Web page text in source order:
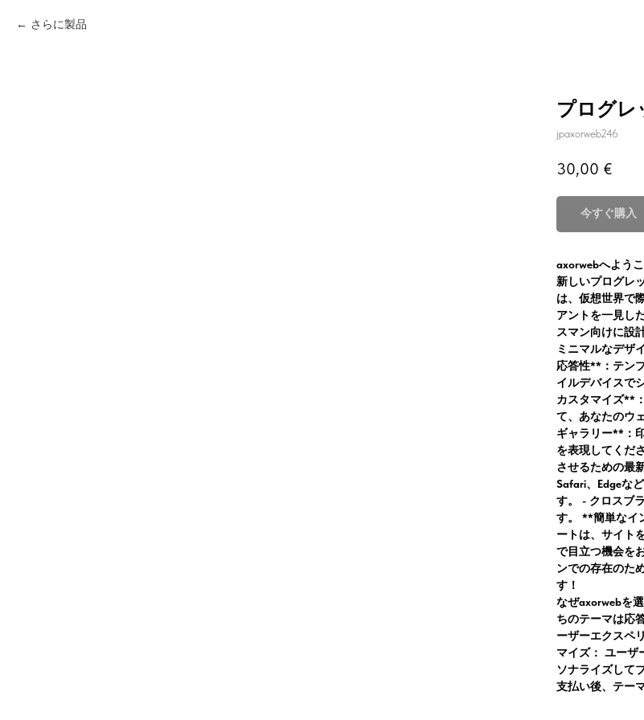
さらに製品
プログレ
jpaxorweb246
30,00 €
今すぐ購入
axorwebへよう
新しいプログレ
は、仮想世界で
アントを一見し
スマン向けに設
ミニマルなデザ
応答性**：テン
イルデバイスで
カスタマイズ**
て、あなたのウ
ギャラリー**：
を表現してくだ
させるための最
Safari、Edgeな
す。 - クロスブ
す。 **簡単なイ
ートは、サイト
で目立つ機会を
ンでの存在のた
す！
なぜaxorwebを
ちのテーマは応
ーザーエクスペ
マイズ： ユーザ
ソナライズして
支払い後、テー